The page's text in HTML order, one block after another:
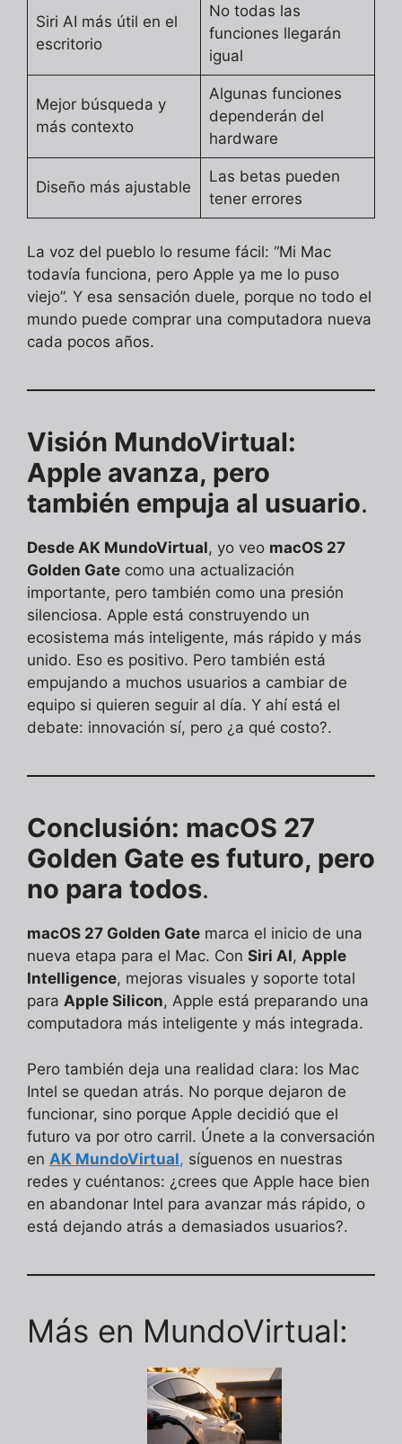
Siri AI más útil en el
escritorio
No todas las
funciones llegarán
igual
Mejor búsqueda y
más contexto
Algunas funciones
dependerán del
hardware
Diseño más ajustable
Las betas pueden
tener errores
La voz del pueblo lo resume fácil: “Mi Mac
todavía funciona, pero Apple ya me lo puso
viejo”. Y esa sensación duele, porque no todo el
mundo puede comprar una computadora nueva
cada pocos años.
Visión MundoVirtual:
Apple avanza, pero
también empuja al usuario.
Desde AK MundoVirtual, yo veo macOS 27
Golden Gate como una actualización
importante, pero también como una presión
silenciosa. Apple está construyendo un
ecosistema más inteligente, más rápido y más
unido. Eso es positivo. Pero también está
empujando a muchos usuarios a cambiar de
equipo si quieren seguir al día. Y ahí está el
debate: innovación sí, pero ¿a qué costo?.
Conclusión: macOS 27
Golden Gate es futuro, pero
no para todos.
macOS 27 Golden Gate marca el inicio de una
nueva etapa para el Mac. Con Siri AI, Apple
Intelligence, mejoras visuales y soporte total
para Apple Silicon, Apple está preparando una
computadora más inteligente y más integrada.
Pero también deja una realidad clara: los Mac
Intel se quedan atrás. No porque dejaron de
funcionar, sino porque Apple decidió que el
futuro va por otro carril. Únete a la conversación
en AK MundoVirtual, síguenos en nuestras
redes y cuéntanos: ¿crees que Apple hace bien
en abandonar Intel para avanzar más rápido, o
está dejando atrás a demasiados usuarios?.
Más en MundoVirtual: